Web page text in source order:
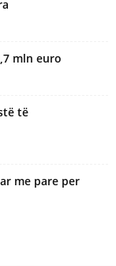
mln euro
të
me pare per